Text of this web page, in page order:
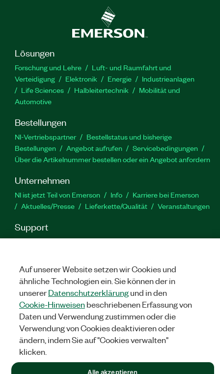
Lösungen
Forschung und Lehre
Luft- und Raumfahrt und
Verteidigung
Elektronik Energie
Industrieanlagen
Life Sciences
Halbleitertechnik
Mobilität und
Automotive
Bestellungen
NI-Vertriebspartner
Bestellstatus und bisherige
Bestellungen
Angebot aufrufen
Servicebedingungen
Über die Artikelnummer bestellen oder ein Angebot anfordern
Unternehmen
NI ist jetzt Teil von Emerson Info
Karriere bei Emerson
Aktuelles/Presse
Lieferkette/Qualität Veranstaltungen
Support
Downloads Produktdokumentation
Diskussionsforen
YouTube
Twitter
RECHTLICHE HINWEISE
©NATIONAL INSTRUMENTS CORP. ALLE RECHTE VORBEHALTEN.
Auf unserer Website setzen wir Cookies und
ähnliche Technologien ein. Sie können der in
unsererDatenschutzerklärungund in den
Cookie-Hinweisenbeschriebenen Erfassung von
Daten und Verwendung zustimmen oder die
Verwendung von Cookies deaktivieren oder
ändern, indem Sie auf "Cookies verwalten"
klicken.
Alle akzeptieren